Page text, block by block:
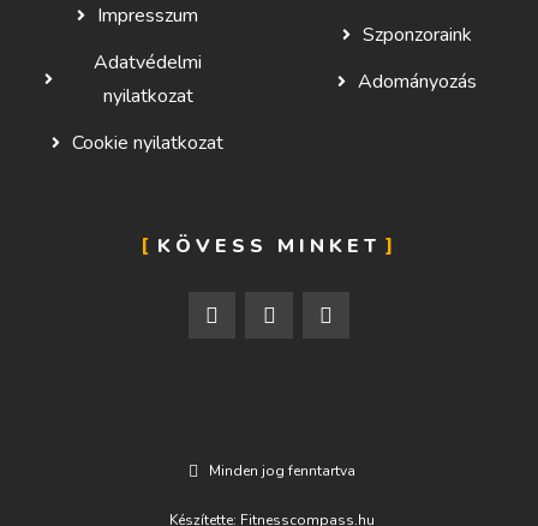
Impresszum
Adatvédelmi
nyilatkozat
Cookie nyilatkozat
Szponzoraink
Adományozás
KÖVESS MINKET
Minden jog fenntartva
Készítette: Fitnesscompass.hu